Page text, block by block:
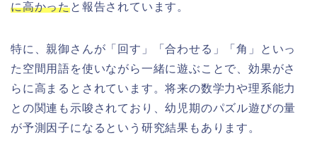
に高かったと報告されています。
特に、親御さんが「回す」「合わせる」「角」といっ
た空間用語を使いながら一緒に遊ぶことで、効果がさ
らに高まるとされています。将来の数学力や理系能力
との関連も示唆されており、幼児期のパズル遊びの量
が予測因子になるという研究結果もあります。